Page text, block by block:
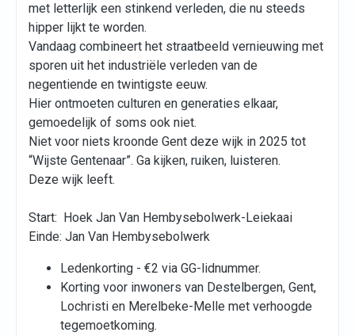
met letterlijk een stinkend verleden, die nu steeds
hipper lijkt te worden.
Vandaag combineert het straatbeeld vernieuwing met
sporen uit het industriële verleden van de
negentiende en twintigste eeuw.
Hier ontmoeten culturen en generaties elkaar,
gemoedelijk of soms ook niet.
Niet voor niets kroonde Gent deze wijk in 2025 tot
“Wijste Gentenaar”. Ga kijken, ruiken, luisteren.
Deze wijk leeft.
Start: Hoek Jan Van Hembysebolwerk-Leiekaai
Einde: Jan Van Hembysebolwerk
Ledenkorting - €2 via GG-lidnummer.
Korting voor inwoners van Destelbergen, Gent,
Lochristi en Merelbeke-Melle met verhoogde
tegemoetkoming.